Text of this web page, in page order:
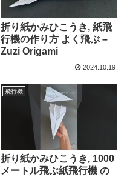
折り紙かみひこうき, 紙飛
行機の作り方 よく飛ぶ –
Zuzi Origami
2024.10.19
飛行機
折り紙かみひこうき, 1000
メートル飛ぶ紙飛行機 の